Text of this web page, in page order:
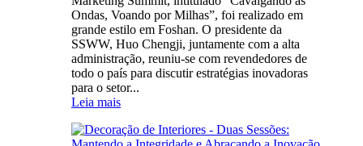
Ondas, Voando por Milhas”, foi realizado em
grande estilo em Foshan. O presidente da
SSWW, Huo Chengji, juntamente com a alta
administração, reuniu-se com revendedores de
todo o país para discutir estratégias inovadoras
para o setor...
Leia mais